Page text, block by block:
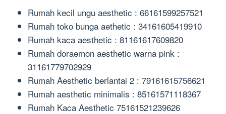
Rumah kecil ungu aesthetic : 66161599257521
Rumah toko bunga aethetic : 34161605419910
Rumah kaca aesthetic : 81161617609820
Rumah doraemon aesthetic warna pink :
31161779702929
Rumah Aesthetic berlantai 2 : 79161615756621
Rumah aesthetic minimalis : 85161571118367
Rumah Kaca Aesthetic 75161521239626